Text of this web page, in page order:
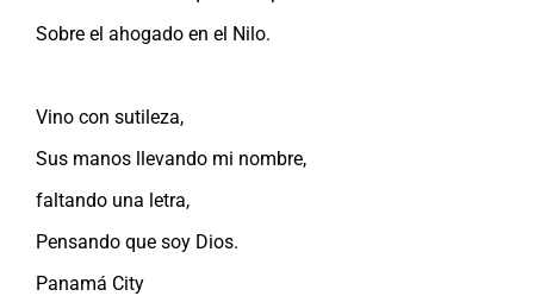
Sobre el ahogado en el Nilo.
Vino con sutileza,
Sus manos llevando mi nombre,
faltando una letra,
Pensando que soy Dios.
Panamá City